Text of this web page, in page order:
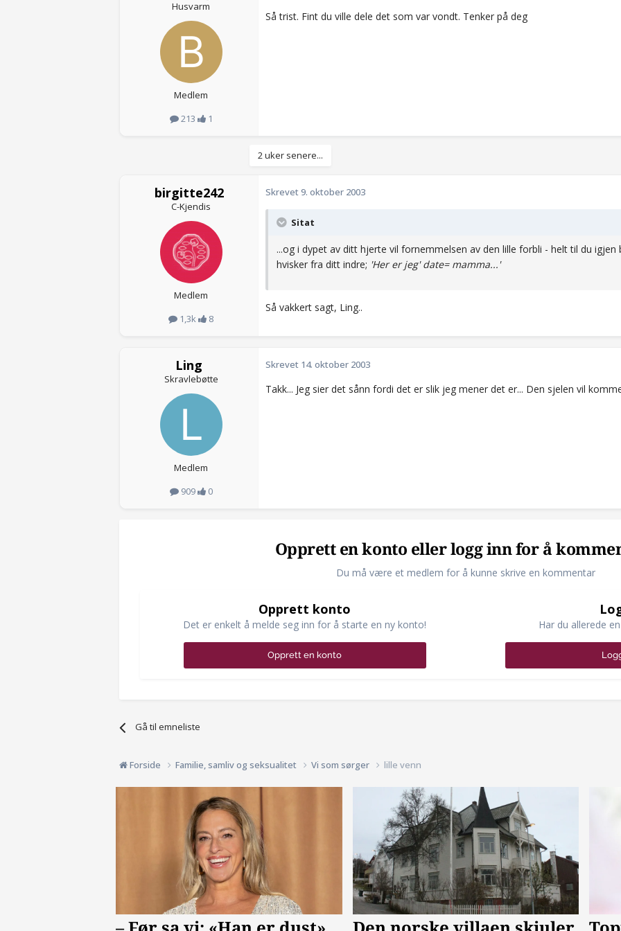
Husvarm
Medlem
213
1
Så trist. Fint du ville dele det som var vondt. Tenker på deg
2 uker senere...
birgitte242
C-Kjendis
Medlem
1,3k
8
Skrevet9. oktober 2003
Sitat
...og i dypet av ditt hjerte vil fornemmelsen av den lille forbli - helt til du
hvisker fra ditt indre; 'Her er jeg' date= mamma...'
Så vakkert sagt, Ling..
Ling
Skravlebøtte
Medlem
909
0
Skrevet 14. oktober 2003
Takk... Jeg sier det sånn fordi det er slik jeg mener det er... Den sjelen vil
Opprett en konto eller logg inn for å
Du må være et medlem for å kunne skrive en kommentar
Opprett konto
Det er enkelt å melde seg inn for å starte en ny konto!
Opprett en konto
Har du allerede
Gå til emneliste
Forside Familie, samliv og seksualitet Vi som sørger lille venn